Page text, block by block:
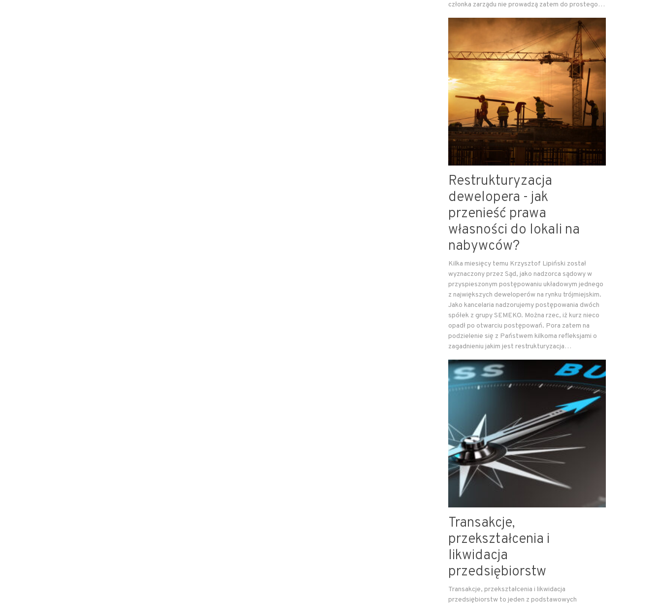
członka zarządu nie prowadzą zatem do prostego…
Restrukturyzacja
dewelopera - jak
przenieść prawa
własności do lokali na
nabywców?
Kilka miesięcy temu Krzysztof Lipiński został
wyznaczony przez Sąd, jako nadzorca sądowy w
przyspieszonym postępowaniu układowym jednego
z największych deweloperów na rynku trójmiejskim.
Jako kancelaria nadzorujemy postępowania dwóch
spółek z grupy SEMEKO. Można rzec, iż kurz nieco
opadł po otwarciu postępowań. Pora zatem na
podzielenie się z Państwem kilkoma refleksjami o
zagadnieniu jakim jest restrukturyzacja…
Transakcje,
przekształcenia i
likwidacja
przedsiębiorstw
Transakcje, przekształcenia i likwidacja
przedsiębiorstw to jeden z podstawowych